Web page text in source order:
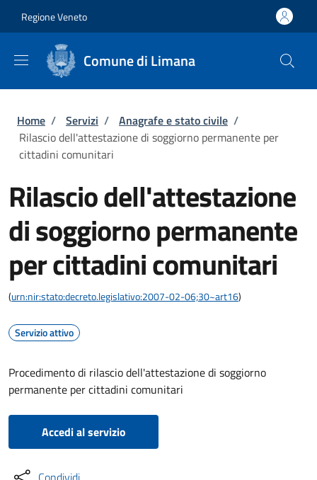
Regione Veneto
Comune di Limana
Briciole di pane
Home / Servizi / Anagrafe e stato civile /
Rilascio dell'attestazione di soggiorno permanente per
cittadini comunitari
Rilascio dell'attestazione
di soggiorno permanente
per cittadini comunitari
(urn:nir:stato:decreto.legislativo:2007-02-06;30~art16)
Servizio attivo
Procedimento di rilascio dell'attestazione di soggiorno
permanente per cittadini comunitari
Accedi al servizio